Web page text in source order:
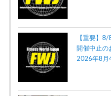
【重要】
開催中止の
2026年8月